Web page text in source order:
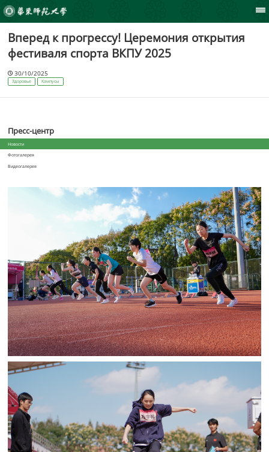
Вперед к прогрессу! Церемония открытия
фестиваля спорта ВКПУ 2025
30/10/2025
Здоровье Кампусы
Пресс-центр
Новости
Фотогалерея
Видеогалерея